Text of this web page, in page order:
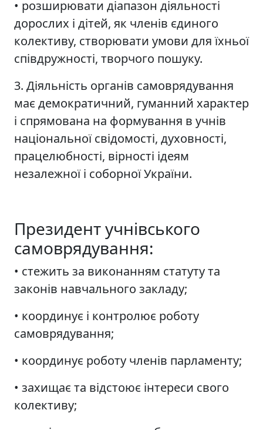
• розширювати діапазон діяльності
дорослих і дітей, як членів єдиного
колективу, створювати умови для їхньої
співдружності, творчого пошуку.
3. Діяльність органів самоврядування
має демократичний, гуманний характер
і спрямована на формування в учнів
національної свідомості, духовності,
працелюбності, вірності ідеям
незалежної і соборної України.
Президент учнівського
самоврядування:
• стежить за виконанням статуту та
законів навчального закладу;
• координує і контролює роботу
самоврядування;
• координує роботу членів парламенту;
• захищає та відстоює інтереси свого
колективу;